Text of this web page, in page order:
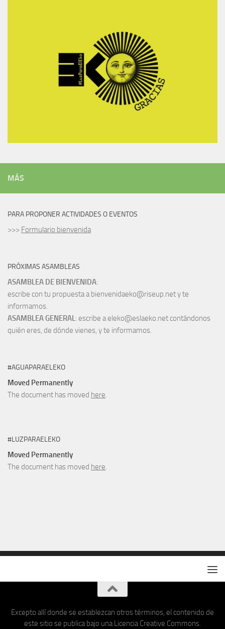
MÁS
PARA PROPONER ACTIVIDADES O EVENTOS
>>> Formulario bienvenida
PRÓXIMAS ASAMBLEAS
ASAMBLEA DE BIENVENIDA:
escribe con tu propuesta a bienvenidaeko@riseup.net y te
informamos.
ASAMBLEA GENERAL: escribe a eleko@eslaeko.net contándonos
quién eres, de dónde vienes, y te informamos.
#AGUAPARAELEKO
Moved Permanently
The document has moved here.
#LUZPARAELEKO
Moved Permanently
The document has moved here.
Excepto allí donde se establezcan otros términos, el contenido de
este sitio se publica bajo una Licencia Creative Commons.